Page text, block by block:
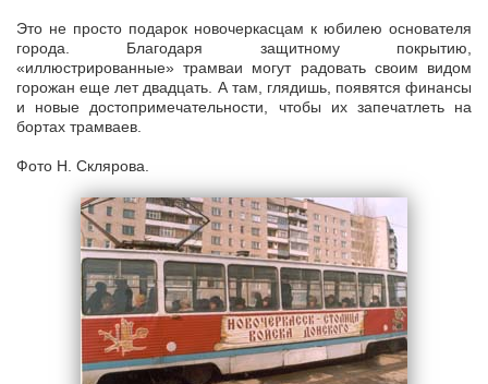
Это не просто подарок новочеркасцам к юбилею основателя
города. Благодаря защитному покрытию,
«иллюстрированные» трамваи могут радовать своим видом
горожан еще лет двадцать. А там, глядишь, появятся финансы
и новые достопримечательности, чтобы их запечатлеть на
бортах трамваев.
Фото Н. Склярова.